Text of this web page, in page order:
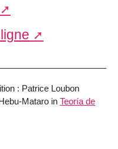
: Patrice Loubon
Mataro in Teoría de